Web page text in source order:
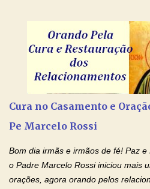
Senhora! Adriana-Devoção e Fé
Jesus esteja ao vosso lado, para
para vos conservar; diante de vós,
para vos guardar; acima de vós,
e reina pelos séculos dos séculos.
Todas As Doenças Senhor Jesus,
Nome † (sinal da cruz), que está
os padrões de enfermidade física
os laços...
Cura no Casamento e
Pe Marcelo Rossi
Bom dia irmãs e irmãos de fé! Paz
o Padre Marcelo Rossi iniciou mais
orações, agora orando pelos